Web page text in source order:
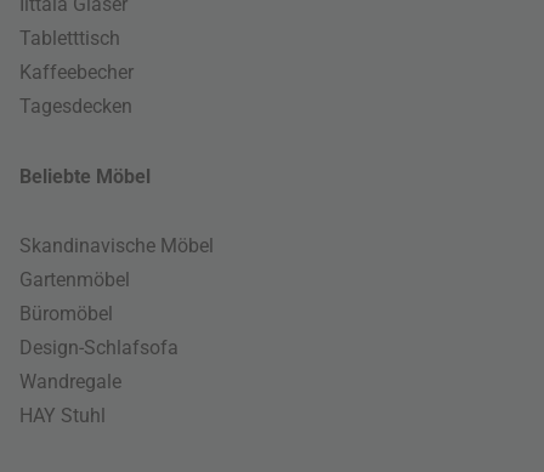
Tabletttisch
Kaffeebecher
Tagesdecken
Beliebte Möbel
Skandinavische Möbel
Gartenmöbel
Büromöbel
Design-Schlafsofa
Wandregale
HAY Stuhl